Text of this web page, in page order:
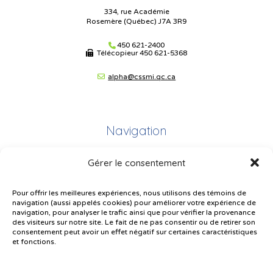
Gérer le consentement
Pour offrir les meilleures expériences, nous utilisons des témoins de
navigation (aussi appelés cookies) pour améliorer votre expérience de
navigation, pour analyser le trafic ainsi que pour vérifier la provenance
des visiteurs sur notre site. Le fait de ne pas consentir ou de retirer son
consentement peut avoir un effet négatif sur certaines caractéristiques
et fonctions.
334, rue Académie
Rosemère (Québec) J7A 3R9
450 621-2400
Télécopieur450 621-5368
alpha@cssmi.qc.ca
Navigation
Plan du site
Plainte – service à l’élève
Politique de confidentialité